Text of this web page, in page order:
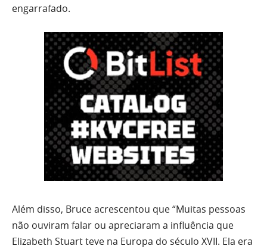
engarrafado.
Além disso, Bruce acrescentou que “Muitas pessoas
não ouviram falar ou apreciaram a influência que
Elizabeth Stuart teve na Europa do século XVII. Ela era